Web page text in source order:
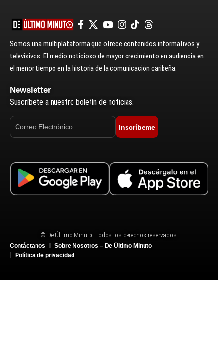
Somos una multiplataforma que ofrece contenidos informativos y
televisivos. El medio noticioso de mayor crecimiento en audiencia en
el menor tiempo en la historia de la comunicación caribeña.
Newsletter
Suscríbete a nuestro boletín de noticias.
Inscríbeme
© De Último Minuto. Todos los derechos reservados.
Contáctanos
Sobre Nosotros – De Último Minuto
Política de privacidad